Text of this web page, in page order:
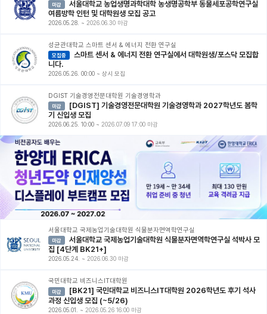
마감
여름방학 인턴 및 대학원생 모집 공고
2026.05.28. ~ 2026.06.30 마감
성균관대학교 스마트 센서 & 에너지 전환 연구실
모집중
니다.
2026.05.26. 00:00 ~ 상시 모집
DGIST 기술경영전문대학원 기술경영학과
마감
기 신입생 모집
2026.06.25. 10:00 ~ 2026.07.09 17:00 마감
서울대학교 국제농업기술대학원 식물분자면역학연구실
마감
집 [4단계 BK21+]
2026.05.24. ~ 2026.06.30 마감
국민대학교 비즈니스IT대학원
마감
과정 신입생 모집 (~5/26)
2026.05.01. ~ 2026.05.26 16:00 마감